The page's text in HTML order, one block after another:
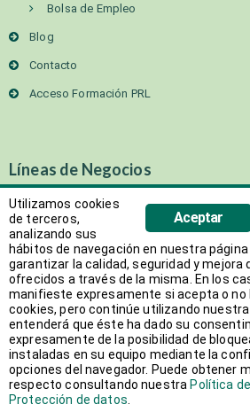
Bolsa de Empleo
Blog
Contacto
Acceso Formación PRL
Líneas de Negocios
TRABAJO TEMPORAL
SELECCIÓN
OUTSOURCING
ON SITE
FORMACIÓN
Aceptar
Utilizamos cookies
de terceros,
analizando sus
hábitos de navegación en nuestra
garantizar la calidad, seguridad y mejora
ofrecidos a través de la misma. En los
manifieste expresamente si acepta o no
cookies, pero continúe utilizando nuestra
entenderá que éste ha dado su
expresamente de la posibilidad de
instaladas en su equipo mediante la
opciones del navegador. Puede obtener
respecto consultando nuestra Política
Protección de datos